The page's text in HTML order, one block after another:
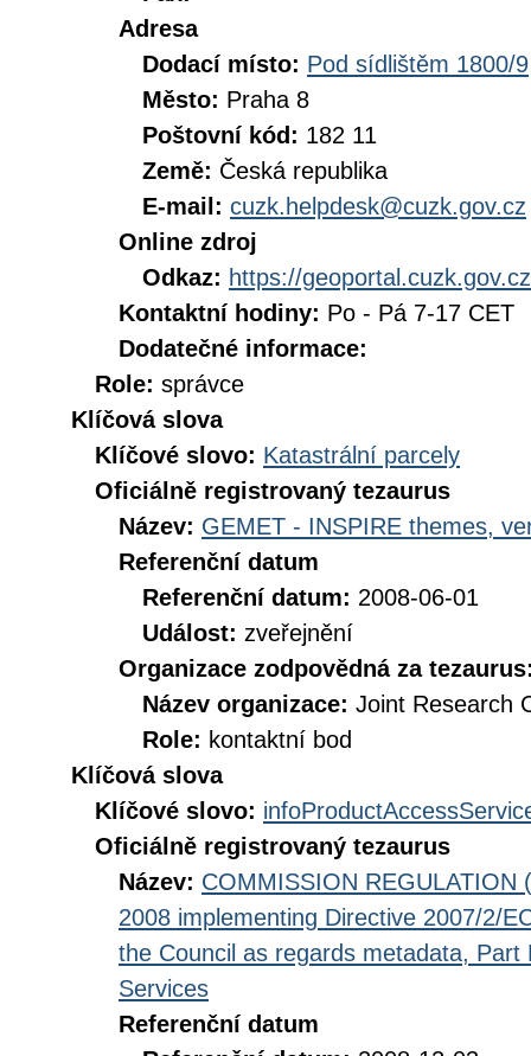
Adresa
Dodací místo: Pod sídlištěm 1800/9
Město: Praha 8
Poštovní kód: 182 11
Země: Česká republika
E-mail: cuzk.helpdesk@cuzk.gov.cz
Online zdroj
Odkaz: https://geoportal.cuzk.gov.cz
Kontaktní hodiny: Po - Pá 7-17 CET
Dodatečné informace:
Role: správce
Klíčová slova
Klíčové slovo: Katastrální parcely
Oficiálně registrovaný tezaurus
Název: GEMET - INSPIRE themes,
Referenční datum
Referenční datum: 2008-06-01
Událost: zveřejnění
Organizace zodpovědná za
Název organizace: Joint Research
Role: kontaktní bod
Klíčová slova
Klíčové slovo:
Oficiálně registrovaný tezaurus
Název: COMMISSION REGULATION
2008 implementing Directive 2007/2/
the Council as regards metadata,
Services
Referenční datum